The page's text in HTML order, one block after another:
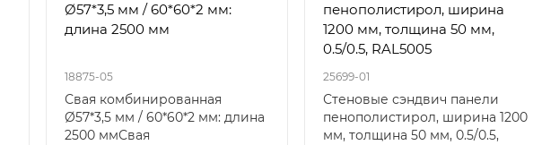
Ø57*3,5 мм / 60*60*2 мм:
длина 2500 мм
18875-05
Свая комбинированная
Ø57*3,5 мм / 60*60*2 мм: длина
2500 ммСвая
пенополистирол, ширина
1200 мм, толщина 50 мм,
0.5/0.5, RAL5005
25699-01
Стеновые сэндвич панели
пенополистирол, ширина 1200
мм, толщина 50 мм, 0.5/0.5,